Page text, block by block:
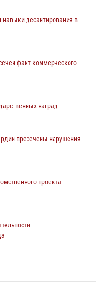
разведчик ВСУ на южном
почтили
Яковлева
задержаны
Росгвардии отмечает
навыки десантирования в
факт коммерческого
наград
пресечены нарушения
проекта